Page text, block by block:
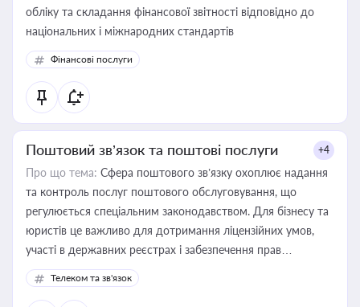
обліку та складання фінансової звітності відповідно до
національних і міжнародних стандартів
Фінансові послуги
Поштовий зв’язок та поштові послуги +4
Про що тема: Сфера поштового зв’язку охоплює надання
та контроль послуг поштового обслуговування, що
регулюється спеціальним законодавством. Для бізнесу та
юристів це важливо для дотримання ліцензійних умов,
участі в державних реєстрах і забезпечення прав
споживачів.
Телеком та зв'язок